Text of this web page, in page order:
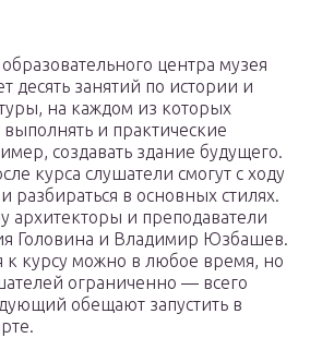
центра музея
десять занятий по истории и
на каждом из которых
выполнять и практические
создавать здание будущего.
курса слушатели смогут с ходу
разбираться в основных стилях.
архитекторы и преподаватели
Головина и Владимир Юзбашев.
к курсу можно в любое время, но
ограниченно — всего
обещают запустить в